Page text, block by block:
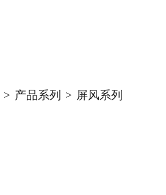
> 产品系列 > 屏风系列